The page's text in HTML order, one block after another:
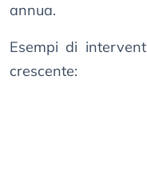
annua.
Esempi di
crescente: